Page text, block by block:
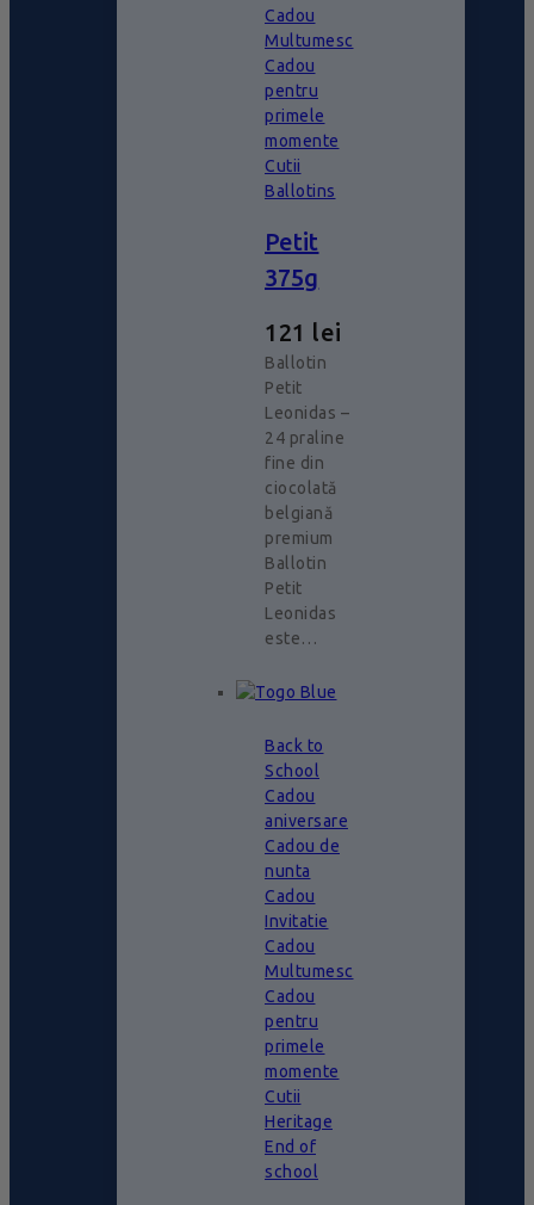
Cadou
Multumesc
Cadou
pentru
primele
momente
Cutii
Ballotins
Petit
375g
121 lei
Ballotin
Petit
Leonidas –
24 praline
fine din
ciocolată
belgiană
premium
Ballotin
Petit
Leonidas
este…
Back to
School
Cadou
aniversare
Cadou de
nunta
Cadou
Invitatie
Cadou
Multumesc
Cadou
pentru
primele
momente
Cutii
Heritage
End of
school